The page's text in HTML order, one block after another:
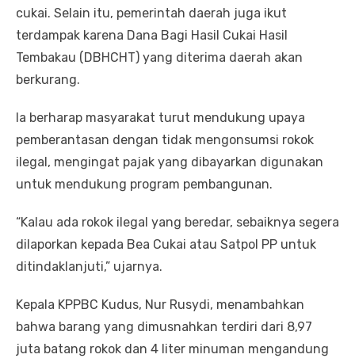
cukai. Selain itu, pemerintah daerah juga ikut
terdampak karena Dana Bagi Hasil Cukai Hasil
Tembakau (DBHCHT) yang diterima daerah akan
berkurang.
Ia berharap masyarakat turut mendukung upaya
pemberantasan dengan tidak mengonsumsi rokok
ilegal, mengingat pajak yang dibayarkan digunakan
untuk mendukung program pembangunan.
“Kalau ada rokok ilegal yang beredar, sebaiknya segera
dilaporkan kepada Bea Cukai atau Satpol PP untuk
ditindaklanjuti,” ujarnya.
Kepala KPPBC Kudus, Nur Rusydi, menambahkan
bahwa barang yang dimusnahkan terdiri dari 8,97
juta batang rokok dan 4 liter minuman mengandung